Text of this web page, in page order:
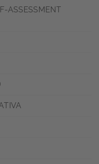
ASSESSMENT